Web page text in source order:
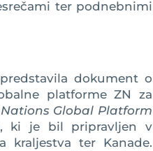
ter podnebnimi
dokument o
platforme ZN za
Global Platform
ki je bil pripravljen v
kraljestva ter Kanade.